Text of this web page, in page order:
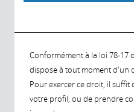
Conformément à la loi 78-17
dispose à tout moment d'un
Pour exercer ce droit, il
votre profil, ou de prendre